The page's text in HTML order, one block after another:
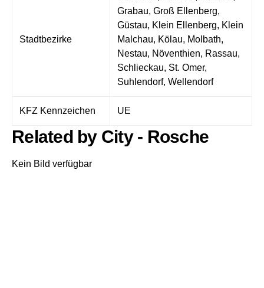
Stadtbezirke
Grabau, Groß Ellenberg,
Güstau, Klein Ellenberg, Klein
Malchau, Kölau, Molbath,
Nestau, Növenthien, Rassau,
Schlieckau, St. Omer,
Suhlendorf, Wellendorf
KFZ Kennzeichen UE
Related by City - Rosche
Kein Bild verfügbar